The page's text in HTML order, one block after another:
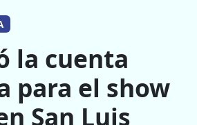
la cuenta
para el show
San Luis